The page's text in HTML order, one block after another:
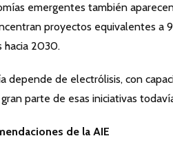
emergentes también
proyectos equivalentes a
hacia 2030.
depende de electrólisis, con
parte de esas iniciativas
de la AIE